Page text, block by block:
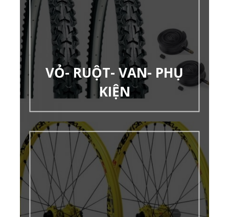
VỎ- RUỘT- VAN- PHỤ
KIỆN